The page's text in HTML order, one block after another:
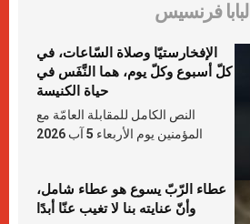
البابا فرنسيس
الإفخارستيّا وصلاة السّاعات، في
كلّ أسبوع وكلّ يوم، هما النَّفَس في
حياة الكنيسة
النص الكامل للمقابلة العامّة مع
المؤمنين يوم الأربعاء 5 آب 2026
عطاء الرّبّ يسوع هو عطاء شامل،
وأنّ عنايته بنا لا تغيب عنّا أبدًا